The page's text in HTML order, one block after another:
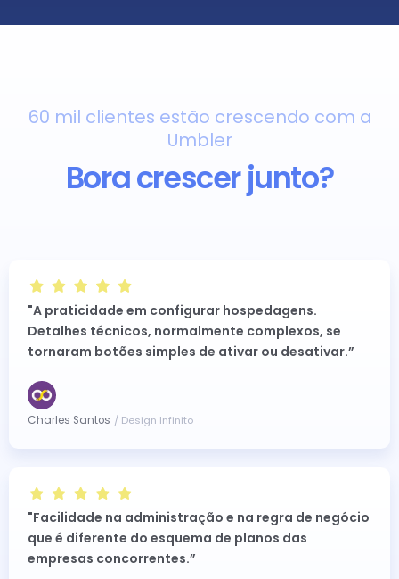
60 mil clientes estão crescendo com a
Umbler
Bora crescer junto?
"A praticidade em configurar hospedagens.
Detalhes técnicos, normalmente complexos, se
tornaram botões simples de ativar ou desativar.”
Charles Santos / Design Infinito
"Facilidade na administração e na regra de negócio
que é diferente do esquema de planos das
empresas concorrentes.”